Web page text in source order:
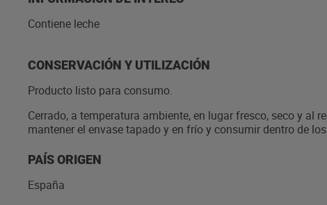
Contiene leche
CONSERVACIÓN Y UTILIZACIÓN
Producto listo para consumo.
Cerrado, a temperatura ambiente, en lugar fresco, seco y al
mantener el envase tapado y en frío y consumir dentro de
PAÍS ORIGEN
España